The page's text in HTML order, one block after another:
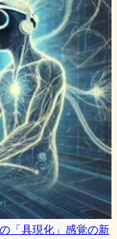
「具現化」感覚の新